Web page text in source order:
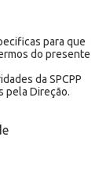
para que
do presente
da SPCPP
pela Direção.